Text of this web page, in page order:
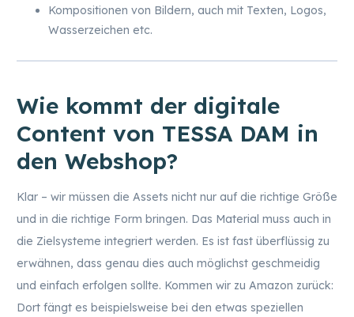
Kompositionen von Bildern, auch mit Texten, Logos,
Wasserzeichen etc.
Wie kommt der digitale
Content von TESSA DAM in
den Webshop?
Klar – wir müssen die Assets nicht nur auf die richtige Größe
und in die richtige Form bringen. Das Material muss auch in
die Zielsysteme integriert werden. Es ist fast überflüssig zu
erwähnen, dass genau dies auch möglichst geschmeidig
und einfach erfolgen sollte. Kommen wir zu Amazon zurück:
Dort fängt es beispielsweise bei den etwas speziellen